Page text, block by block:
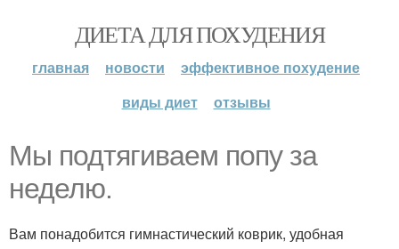
ДИЕТА ДЛЯ ПОХУДЕНИЯ
главная новости
эффективное похудение
виды диет
отзывы
Мы подтягиваем попу за
неделю.
Вам понадобится гимнастический коврик, удобная